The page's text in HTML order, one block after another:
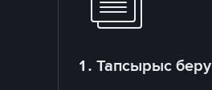
1. Тапсырыс беру